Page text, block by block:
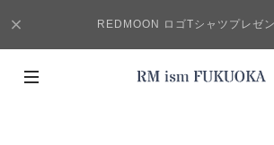
REDMOON ロゴTシャツプレゼン